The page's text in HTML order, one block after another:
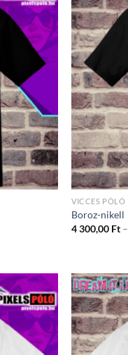
VICCES PÓLÓ
Boroz-nikell
4 300,00 Ft –